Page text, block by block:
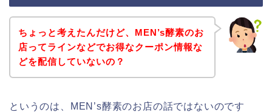
ちょっと考えたんだけど、MEN’s酵素のお
店ってラインなどでお得なクーポン情報な
どを配信していないの？
というのは、MEN’s酵素のお店の話ではないのです